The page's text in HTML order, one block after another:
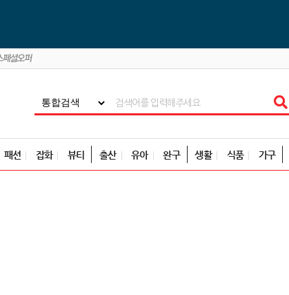
패션 잡화 뷰티 출산 유아 완구 생활 식품 가구